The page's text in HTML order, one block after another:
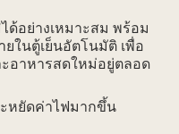
ด้อย่างเหมาะสม พร้อม
ในตู้เย็นอัตโนมัติ เพื่อ
อาหารสดใหม่อยู่ตลอด
ะหยัดค่าไฟมากขึ้น